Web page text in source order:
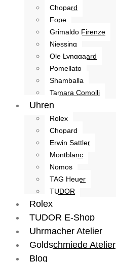
Chopard
Fope
Grimaldo Firenze
Niessing
Ole Lynggaard
Pomellato
Shamballa
Tamara Comolli
Uhren
Rolex
Chopard
Erwin Sattler
Montblanc
Nomos
TAG Heuer
TUDOR
Rolex
TUDOR E-Shop
Uhrmacher Atelier
Goldschmiede Atelier
Blog